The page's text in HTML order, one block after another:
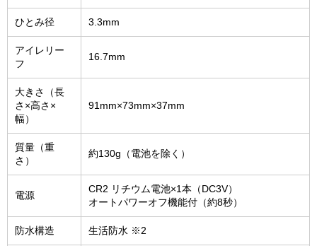
ひとみ径 3.3mm
アイレリー
フ
16.7mm
大きさ（長
さ×高さ×
幅）
91mm×73mm×37mm
質量（重
さ）
約130g（電池を除く）
電源
CR2 リチウム電池×1本（DC3V）
オートパワーオフ機能付（約8秒）
防水構造 生活防水 ※2